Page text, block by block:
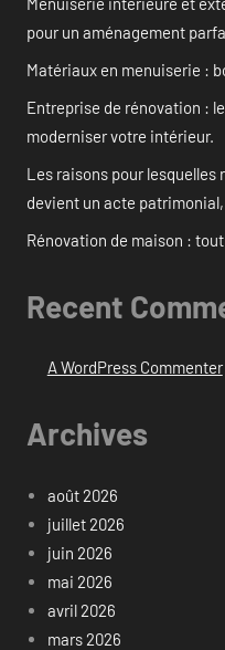
pour un aménagement
Matériaux en menuiserie :
Entreprise de rénovation :
moderniser votre intérieur.
Les raisons pour lesquelles
devient un acte
Rénovation de maison :
Recent
A WordPress Commenter
Archives
août 2026
juillet 2026
juin 2026
mai 2026
avril 2026
mars 2026